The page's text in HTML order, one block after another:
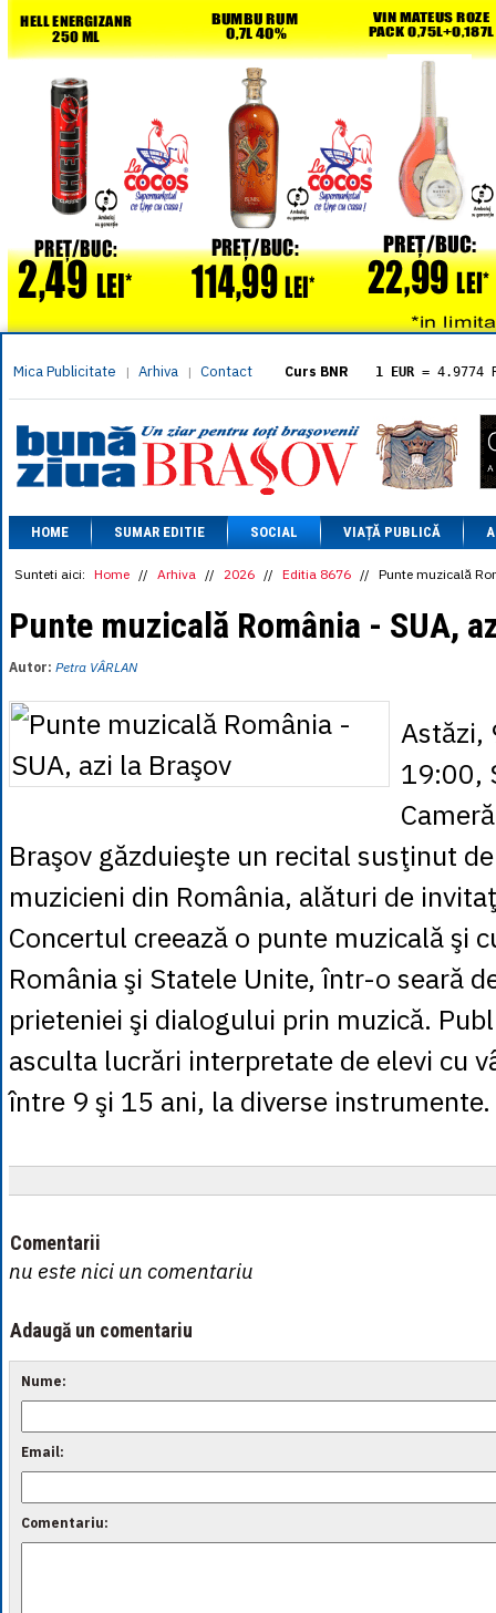
Mica Publicitate | Arhiva | Contact Curs BNR 1 EUR = 4.9774
= 5.8304
1 XAU= 464.4611
1 AED= 1.1933
1 AUD= 2.7957
1 BGN= 2.5449
1 CAD= 3.1559
1 CHF= 5.2813
1 CNY = 0.6015
1 DKK= 0.6668
1 EGP= 0.0860
1 MDL= 0.2538
= 0.2227
1 NOK
= 0.4191
1 NZD
= 2.6097
1 PLN= 1.1646
1 RUB= 0.0530
1 SEK= 0.4526
1 TRY
= 0.1141
1 UAH
= 0.1048
1 XDR= 5.9383
1 ZAR= 0.2318
HOME SUMAR EDITIE SOCIAL VIAȚĂ PUBLICĂ
Sunteti aici: Home // Arhiva // 2026 // Editia 8676 // Punte muzicală
Punte muzicală România - SUA,
Autor: Petra VÂRLAN
Astăzi,
19:00,
Braşov găzduieşte un recital susţinut
muzicieni din România, alături de
Concertul creează o punte muzicală şi
România şi Statele Unite, într-o seară
prieteniei şi dialogului prin muzică.
asculta lucrări interpretate de elevi cu
între 9 şi 15 ani, la diverse instrumente.
Comentarii
nu este nici un comentariu
Adaugă un comentariu
Nume:
Email:
Comentariu: